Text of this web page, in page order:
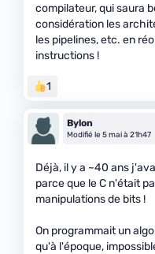
compilateur, qui saura
considération les
les pipelines, etc. en
instructions !
1
Bylon
Modifié le 5 mai à 21h47
Déjà, il y a ~40 ans
parce que le C n'était
manipulations de bits !
On programmait un
qu'à l'époque,